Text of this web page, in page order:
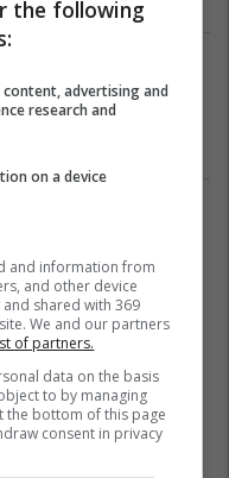
dy skena eksplicite
vështirësi (Foto)
the following
advertising and
research and
on a device
and information from
and other device
shared with 369
We and our partners
of partners.
data on the basis
to by managing
the bottom of this page
consent in privacy